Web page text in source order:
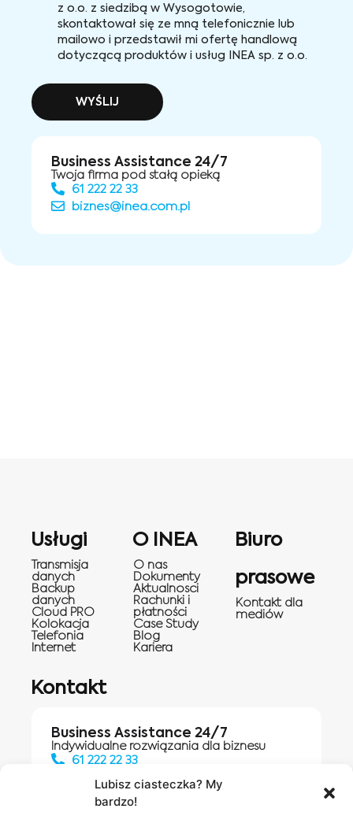
Lubisz ciasteczka? My
bardzo!
z o.o. z siedzibą w Wysogotowie,
skontaktował się ze mną telefonicznie lub
mailowo i przedstawił mi ofertę handlową
dotyczącą produktów i usług INEA sp. z o.o.
WYŚLIJ
Business Assistance 24/7
Twoja firma pod stałą opieką
61 222 22 33
biznes@inea.com.pl
Usługi
Transmisja
danych
Backup
danych
Cloud PRO
Kolokacja
Telefonia
Internet
O INEA
O nas
Dokumenty
Aktualnosci
Rachunki i
płatności
Case Study
Blog
Kariera
Biuro
prasowe
Kontakt dla
mediów
Kontakt
Business Assistance 24/7
Indywidualne rozwiązania dla biznesu
61 222 22 33